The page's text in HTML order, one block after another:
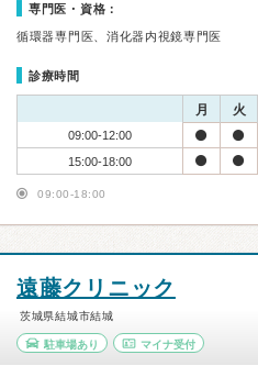
専門医・資格：
循環器専門医、消化器内視鏡専門医
診療時間
月 火
09:00-12:00
15:00-18:00
09:00-18:00
遠藤クリニック
茨城県結城市結城
駐車場あり マイナ受付